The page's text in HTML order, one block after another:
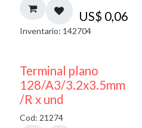
US$ 0,06
Inventario: 142704
Terminal plano
128/A3/3.2x3.5mm
/R x und
Cod: 21274